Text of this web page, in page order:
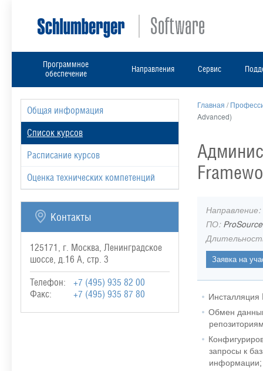
Программное
обеспечение
Направления Сервис
Общая информация
Список курсов
Расписание курсов
Оценка технических компетенций
Контакты
125171, г. Москва, Ленинградское
шоссе, д.16 А, стр. 3
Телефон:
+7 (495) 935 82 00
Факс:
+7 (495) 935 87 80
Главная /
Advanced)
Направление:
ПО:ProSource
Инсталляция
Обмен
запросы к
информации;